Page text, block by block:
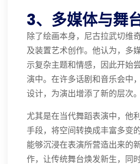
3、多媒体与舞
除了绘画本身，尼古拉武切维
及装置艺术创作。他认为，多
示复杂主题和情感，因此开始
演中。在许多话剧和音乐会中
设计，为演出增添了新的层次。
尤其是在当代舞蹈表演中，他
手段，将空间转换成丰富多变
能够沉浸在表演所营造出来的
作，让传统舞台焕发新生，同